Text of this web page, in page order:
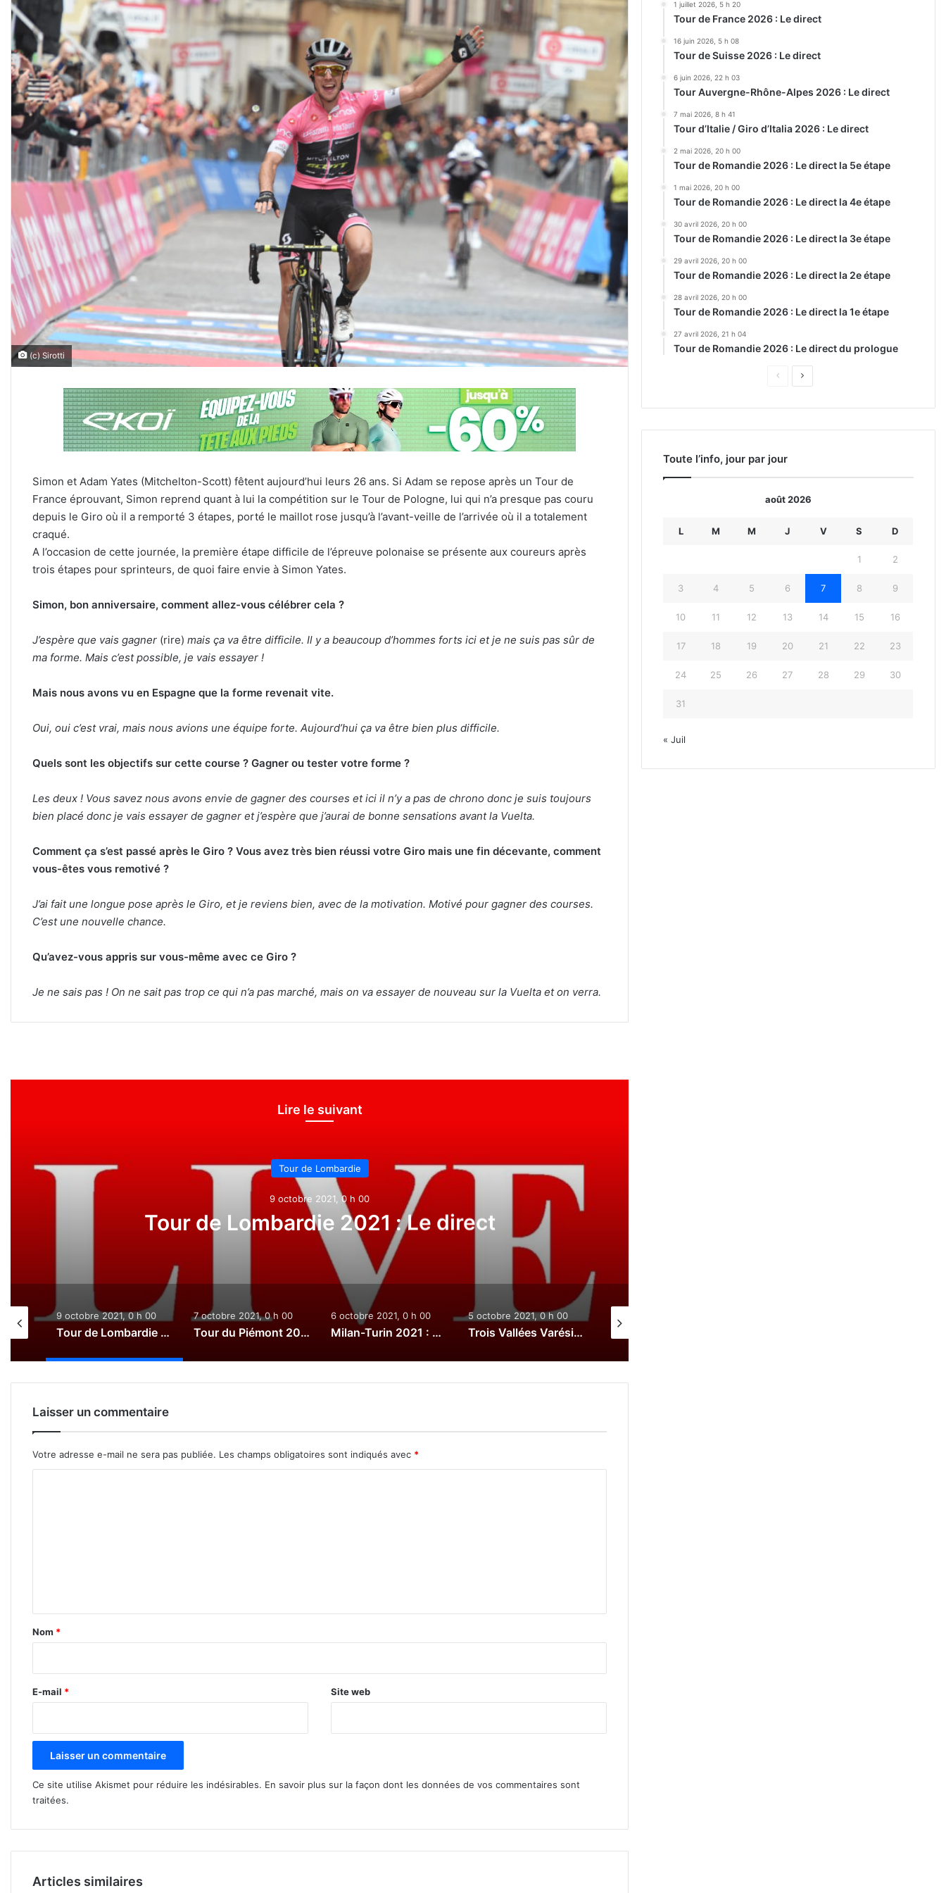
(c) Sirotti
Simon et Adam Yates (Mitchelton-Scott) fêtent aujourd’hui leurs 26 ans. Si Adam se repose après un Tour de
France éprouvant, Simon reprend quant à lui la compétition sur le Tour de Pologne, lui qui n’a presque pas couru
depuis le Giro où il a remporté 3 étapes, porté le maillot rose jusqu’à l’avant-veille de l’arrivée où il a totalement
craqué.
A l’occasion de cette journée, la première étape difficile de l’épreuve polonaise se présente aux coureurs après
trois étapes pour sprinteurs, de quoi faire envie à Simon Yates.
Simon, bon anniversaire, comment allez-vous célébrer cela ?
J’espère que vais gagner (rire) mais ça va être difficile. Il y a beaucoup d’hommes forts ici et je ne suis pas sûr de
ma forme. Mais c’est possible, je vais essayer !
Mais nous avons vu en Espagne que la forme revenait vite.
Oui, oui c’est vrai, mais nous avions une équipe forte. Aujourd’hui ça va être bien plus difficile.
Quels sont les objectifs sur cette course ? Gagner ou tester votre forme ?
Les deux ! Vous savez nous avons envie de gagner des courses et ici il n’y a pas de chrono donc je suis toujours
bien placé donc je vais essayer de gagner et j’espère que j’aurai de bonne sensations avant la Vuelta.
Comment ça s’est passé après le Giro ? Vous avez très bien réussi votre Giro mais une fin décevante, comment
vous-êtes vous remotivé ?
J’ai fait une longue pose après le Giro, et je reviens bien, avec de la motivation. Motivé pour gagner des courses.
C’est une nouvelle chance.
Qu’avez-vous appris sur vous-même avec ce Giro ?
Je ne sais pas ! On ne sait pas trop ce qui n’a pas marché, mais on va essayer de nouveau sur la Vuelta et on verra.
Lire le suivant
Tour de Lombardie
9 octobre 2021, 0 h 00
Tour de Lombardie 2021 : Le direct
Paris-Tours 2021 : Le direct
9 octobre 2021, 0 h 00
Tour de Lombardie 2021 : Le direct
7 octobre 2021, 0 h 00
Tour du Piémont 2021 : Le direct
6 octobre 2021, 0 h 00
Milan-Turin 2021 : Le direct
5 octobre 2021, 0 h 00
Trois Vallées Varésines 2021 : Le direct
Laisser un commentaire
Votre adresse e-mail ne sera pas publiée. Les champs obligatoires sont indiqués avec *
a
e
Nom *
E-mail * Site web
Ce site utilise Akismet pour réduire les indésirables. En savoir plus sur la façon dont les données de vos commentaires sont
traitées.
Articles similaires
1 juillet 2026, 5 h 20
Tour de France 2026 : Le direct
16 juin 2026, 5 h 08
Tour de Suisse 2026 : Le direct
6 juin 2026, 22 h 03
Tour Auvergne-Rhône-Alpes 2026 : Le direct
7 mai 2026, 8 h 41
Tour d’Italie / Giro d’Italia 2026 : Le direct
2 mai 2026, 20 h 00
Tour de Romandie 2026 : Le direct la 5e étape
1 mai 2026, 20 h 00
Tour de Romandie 2026 : Le direct la 4e étape
30 avril 2026, 20 h 00
Tour de Romandie 2026 : Le direct la 3e étape
29 avril 2026, 20 h 00
Tour de Romandie 2026 : Le direct la 2e étape
28 avril 2026, 20 h 00
Tour de Romandie 2026 : Le direct la 1e étape
27 avril 2026, 21 h 04
Tour de Romandie 2026 : Le direct du prologue
Page
Page
Toute l’info, jour par jour
août 2026
L M M J V S D
1 2
3 4 5 6 7 8 9
10 11 12 13 14 15 16
17 18 19 20 21 22 23
24 25 26 27 28 29 30
31
« Juil